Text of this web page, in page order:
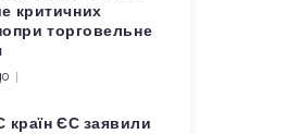
критичних
торговельне
країн ЄС заявили